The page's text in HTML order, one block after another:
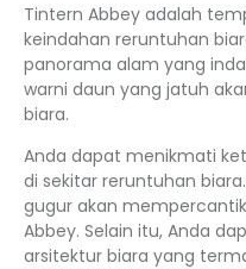
Tintern Abbey adalah
keindahan reruntuhan
panorama alam yang
warni daun yang jatuh
biara.
Anda dapat menikmati
di sekitar reruntuhan
gugur akan
Abbey. Selain itu, Anda
arsitektur biara yang